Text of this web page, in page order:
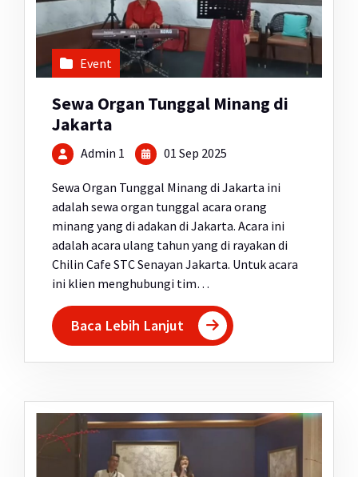
Event
Sewa Organ Tunggal Minang di
Jakarta
Admin 1 01 Sep 2025
Sewa Organ Tunggal Minang di Jakarta ini
adalah sewa organ tunggal acara orang
minang yang di adakan di Jakarta. Acara ini
adalah acara ulang tahun yang di rayakan di
Chilin Cafe STC Senayan Jakarta. Untuk acara
ini klien menghubungi tim…
Baca Lebih Lanjut